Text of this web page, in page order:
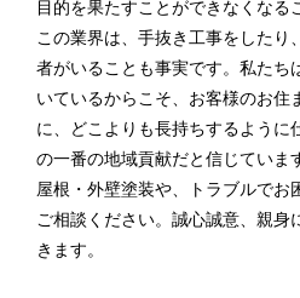
目的を果たすことができなくなる
この業界は、手抜き工事をしたり
者がいることも事実です。私たち
いているからこそ、お客様のお住
に、どこよりも長持ちするように
の一番の地域貢献だと信じていま
屋根・外壁塗装や、トラブルでお
ご相談ください。誠心誠意、親身
きます。